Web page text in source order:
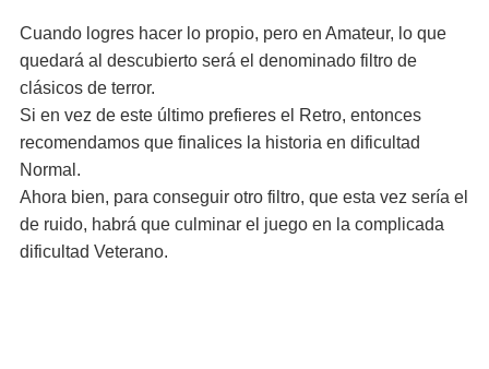
Cuando logres hacer lo propio, pero en Amateur, lo que
quedará al descubierto será el denominado filtro de
clásicos de terror.
Si en vez de este último prefieres el Retro, entonces
recomendamos que finalices la historia en dificultad
Normal.
Ahora bien, para conseguir otro filtro, que esta vez sería el
de ruido, habrá que culminar el juego en la complicada
dificultad Veterano.